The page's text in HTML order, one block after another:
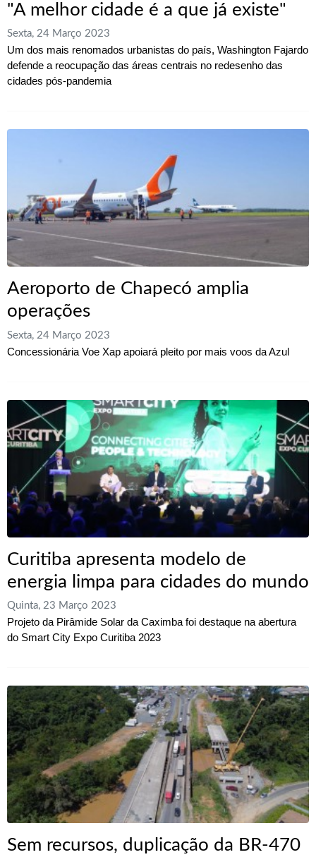
"A melhor cidade é a que já existe"
Sexta, 24 Março 2023
Um dos mais renomados urbanistas do país, Washington Fajardo
defende a reocupação das áreas centrais no redesenho das
cidades pós-pandemia
Aeroporto de Chapecó amplia
operações
Sexta, 24 Março 2023
Concessionária Voe Xap apoiará pleito por mais voos da Azul
Curitiba apresenta modelo de
energia limpa para cidades do mundo
Quinta, 23 Março 2023
Projeto da Pirâmide Solar da Caximba foi destaque na abertura
do Smart City Expo Curitiba 2023
Sem recursos, duplicação da BR-470